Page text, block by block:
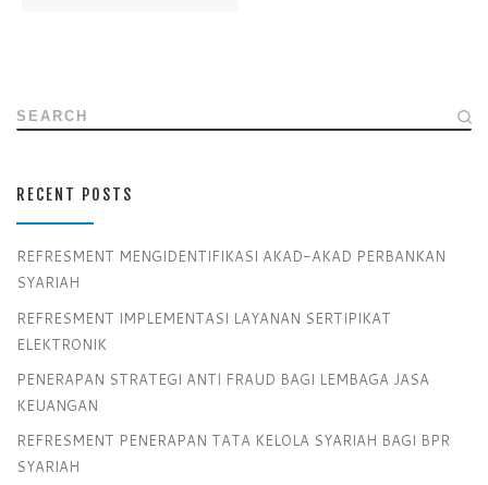
SEARCH
RECENT POSTS
REFRESMENT MENGIDENTIFIKASI AKAD-AKAD PERBANKAN
SYARIAH
REFRESMENT IMPLEMENTASI LAYANAN SERTIPIKAT
ELEKTRONIK
PENERAPAN STRATEGI ANTI FRAUD BAGI LEMBAGA JASA
KEUANGAN
REFRESMENT PENERAPAN TATA KELOLA SYARIAH BAGI BPR
SYARIAH